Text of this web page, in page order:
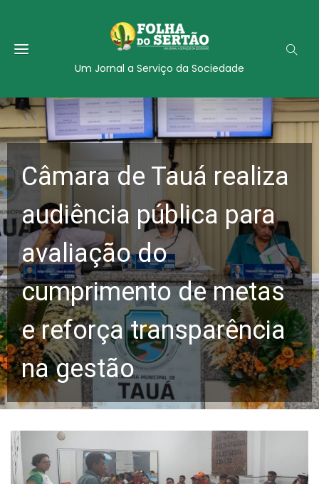
Um Jornal a Serviço da Sociedade
Câmara de Tauá realiza
audiência pública para
avaliação do
cumprimento de metas
e reforça transparência
na gestão